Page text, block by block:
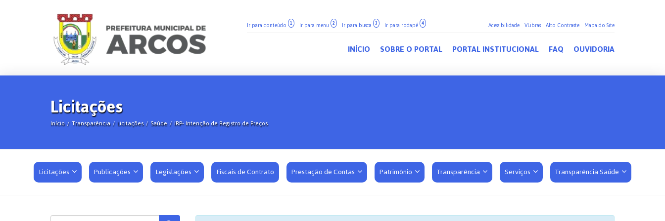
Ir para conteúdo 1 Ir para menu 2 Ir para busca 3 Ir para rodapé 4 Acessibilidade VLibras Alto Contraste Mapa do Site
INÍCIO SOBRE O PORTAL PORTAL INSTITUCIONAL FAQ OUVIDORIA
Licitações
Início Transparência Licitações Saúde IRP- Intenção de Registro de Preços
Licitações Publicações Legislações Fiscais de Contrato Prestação de Contas Patrimônio Transparência Serviços Transparência Saúde